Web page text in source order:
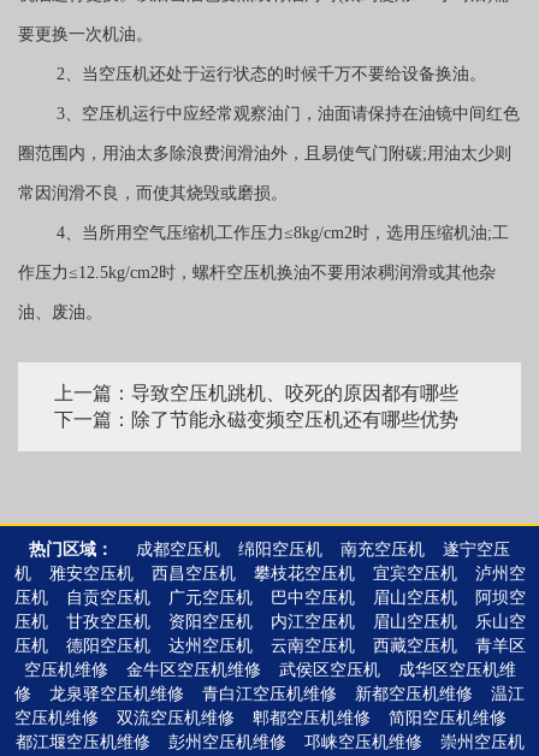
要更换一次机油。
2、当空压机还处于运行状态的时候千万不要给设备换油。
3、空压机运行中应经常观察油门，油面请保持在油镜中间红色
圈范围内，用油太多除浪费润滑油外，且易使气门附碳;用油太少则
常因润滑不良，而使其烧毁或磨损。
4、当所用空气压缩机工作压力≤8kg/cm2时，选用压缩机油;工
作压力≤12.5kg/cm2时，螺杆空压机换油不要用浓稠润滑或其他杂
油、废油。
上一篇：导致空压机跳机、咬死的原因都有哪些
下一篇：除了节能永磁变频空压机还有哪些优势
热门区域： 成都空压机 绵阳空压机 南充空压机
遂宁空压
机
雅安空压机 西昌空压机 攀枝花空压机 宜宾空压机
泸州空
压机
自贡空压机 广元空压机 巴中空压机 眉山空压机
阿坝空
压机
甘孜空压机 资阳空压机 内江空压机 眉山空压机
乐山空
压机
德阳空压机 达州空压机 云南空压机 西藏空压机
青羊区
空压机维修
金牛区空压机维修 武侯区空压机
成华区空压机维
修
龙泉驿空压机维修 青白江空压机维修 新都空压机维修
温江
空压机维修
双流空压机维修 郫都空压机维修
简阳空压机维修
都江堰空压机维修
彭州空压机维修 邛崃空压机维修
崇州空压机